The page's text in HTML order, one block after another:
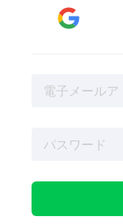
3Dプリンティン
能性についての
ンは、クリエイ
な道を開いた。
エイターが活躍
2024年のト
ンド